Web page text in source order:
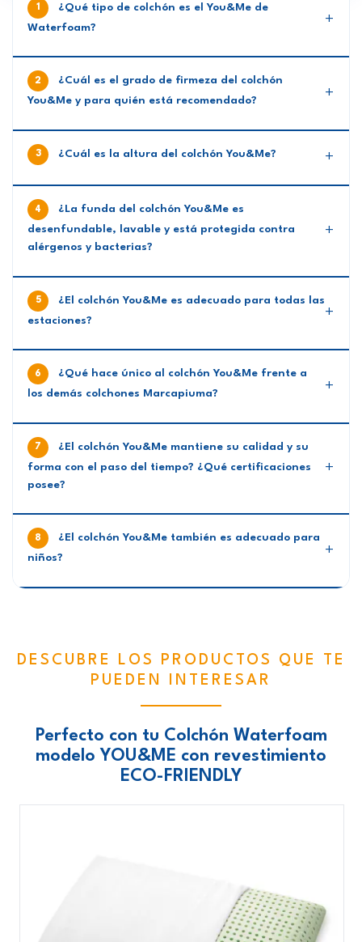
¿Qué tipo de colchón es el You&Me de
Waterfoam?
¿Cuál es el grado de firmeza del colchón
You&Me y para quién está recomendado?
¿Cuál es la altura del colchón You&Me?
¿La funda del colchón You&Me es
desenfundable, lavable y está protegida contra
alérgenos y bacterias?
¿El colchón You&Me es adecuado para todas las
estaciones?
¿Qué hace único al colchón You&Me frente a
los demás colchones Marcapiuma?
¿El colchón You&Me mantiene su calidad y su
forma con el paso del tiempo? ¿Qué certificaciones
posee?
¿El colchón You&Me también es adecuado para
niños?
DESCUBRE LOS PRODUCTOS QUE TE
PUEDEN INTERESAR
Perfecto con tu Colchón Waterfoam
modelo YOU&ME con revestimiento
ECO-FRIENDLY